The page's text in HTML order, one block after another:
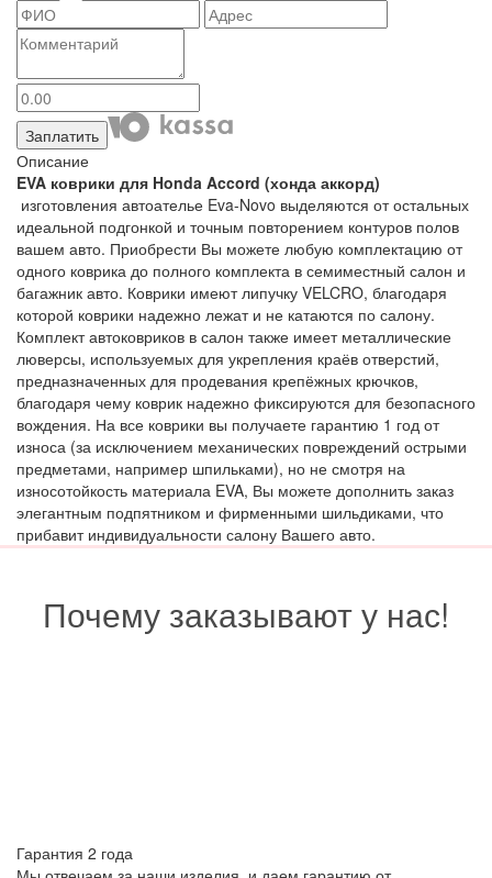
Заплатить
Описание
EVA коврики для Honda Accord (хонда аккорд)
изготовления автоателье Eva-Novo выделяются от остальных
идеальной подгонкой и точным повторением контуров полов
вашем авто. Приобрести Вы можете любую комплектацию от
одного коврика до полного комплекта в семиместный салон и
багажник авто. Коврики имеют липучку VELCRO, благодаря
которой коврики надежно лежат и не катаются по салону.
Комплект автоковриков в салон также имеет металлические
люверсы, используемых для укрепления краёв отверстий,
предназначенных для продевания крепёжных крючков,
благодаря чему коврик надежно фиксируются для безопасного
вождения. На все коврики вы получаете гарантию 1 год от
износа (за исключением механических повреждений острыми
предметами, например шпильками), но не смотря на
износотойкость материала EVA, Вы можете дополнить заказ
элегантным подпятником и фирменными шильдиками, что
прибавит индивидуальности салону Вашего авто.
Почему заказывают у нас!
Гарантия 2 года